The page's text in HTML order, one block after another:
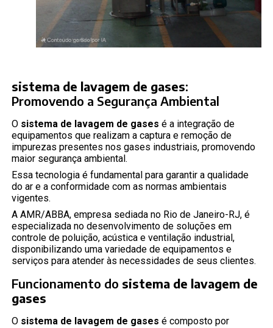
sistema de lavagem de gases:
Promovendo a Segurança Ambiental
O sistema de lavagem de gases é a integração de
equipamentos que realizam a captura e remoção de
impurezas presentes nos gases industriais, promovendo
maior segurança ambiental.
Essa tecnologia é fundamental para garantir a qualidade
do ar e a conformidade com as normas ambientais
vigentes.
A AMR/ABBA, empresa sediada no Rio de Janeiro-RJ, é
especializada no desenvolvimento de soluções em
controle de poluição, acústica e ventilação industrial,
disponibilizando uma variedade de equipamentos e
serviços para atender às necessidades de seus clientes.
Funcionamento do sistema de lavagem de
gases
O sistema de lavagem de gases é composto por